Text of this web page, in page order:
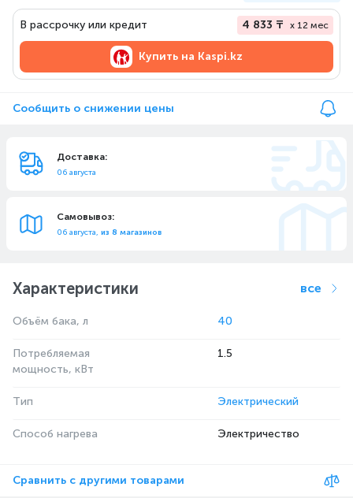
В рассрочку или кредит 4 833 ₸ x 12 мес
Купить на Kaspi.kz
Сообщить о снижении цены
Доставка:
06 августа
Самовывоз:
06 августа, из 8 магазинов
Характеристики все
Объём бака, л 40
Потребляемая
мощность, кВт
1.5
Тип Электрический
Способ нагрева Электричество
Сравнить с другими товарами